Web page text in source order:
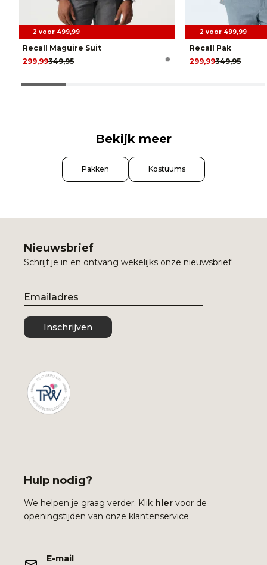
2 voor 499,99
Recall Maguire Suit
349,95
299,99
2 voor 499,99
Recall Pak
349,95
299,99
Bekijk meer
Pakken Kostuums
Nieuwsbrief
Schrijf je in en ontvang wekelijks onze nieuwsbrief
Email
Inschrijven
Hulp nodig?
We helpen je graag verder. Klik hier voor de
openingstijden van onze klantenservice.
E-mail